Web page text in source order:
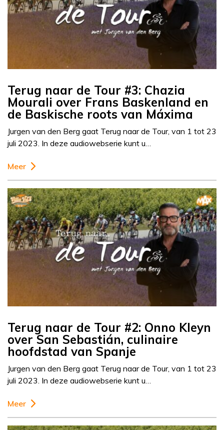
Terug naar de Tour #3: Chazia
Mourali over Frans Baskenland en
de Baskische roots van Máxima
Jurgen van den Berg gaat Terug naar de Tour, van 1 tot 23
juli 2023. In deze audiowebserie kunt u…
Meer
Terug naar de Tour #2: Onno Kleyn
over San Sebastián, culinaire
hoofdstad van Spanje
Jurgen van den Berg gaat Terug naar de Tour, van 1 tot 23
juli 2023. In deze audiowebserie kunt u…
Meer